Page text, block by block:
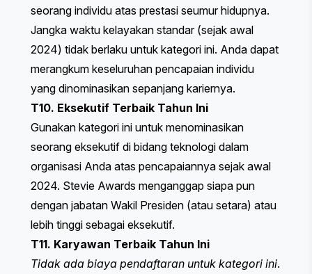
seorang individu atas prestasi seumur hidupnya.
Jangka waktu kelayakan standar (sejak awal
2024) tidak berlaku untuk kategori ini. Anda dapat
merangkum keseluruhan pencapaian individu
yang dinominasikan sepanjang kariernya.
T10. Eksekutif Terbaik Tahun Ini
Gunakan kategori ini untuk menominasikan
seorang eksekutif di bidang teknologi dalam
organisasi Anda atas pencapaiannya sejak awal
2024. Stevie Awards menganggap siapa pun
dengan jabatan Wakil Presiden (atau setara) atau
lebih tinggi sebagai eksekutif.
T11. Karyawan Terbaik Tahun Ini
Tidak ada biaya pendaftaran untuk kategori ini.